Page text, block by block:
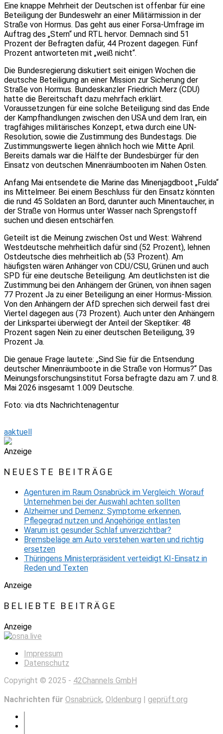
Eine knappe Mehrheit der Deutschen ist offenbar für eine
Beteiligung der Bundeswehr an einer Militärmission in der
Straße von Hormus. Das geht aus einer Forsa-Umfrage im
Auftrag des „Stern“ und RTL hervor. Demnach sind 51
Prozent der Befragten dafür, 44 Prozent dagegen. Fünf
Prozent antworteten mit „weiß nicht“.
Die Bundesregierung diskutiert seit einigen Wochen die
deutsche Beteiligung an einer Mission zur Sicherung der
Straße von Hormus. Bundeskanzler Friedrich Merz (CDU)
hatte die Bereitschaft dazu mehrfach erklärt.
Voraussetzungen für eine solche Beteiligung sind das Ende
der Kampfhandlungen zwischen den USA und dem Iran, ein
tragfähiges militärisches Konzept, etwa durch eine UN-
Resolution, sowie die Zustimmung des Bundestags. Die
Zustimmungswerte liegen ähnlich hoch wie Mitte April.
Bereits damals war die Hälfte der Bundesbürger für den
Einsatz von deutschen Minenräumbooten im Nahen Osten.
Anfang Mai entsendete die Marine das Minenjagdboot „Fulda“
ins Mittelmeer. Bei einem Beschluss für den Einsatz könnten
die rund 45 Soldaten an Bord, darunter auch Minentaucher, in
der Straße von Hormus unter Wasser nach Sprengstoff
suchen und diesen entschärfen.
Geteilt ist die Meinung zwischen Ost und West: Während
Westdeutsche mehrheitlich dafür sind (52 Prozent), lehnen
Ostdeutsche dies mehrheitlich ab (53 Prozent). Am
häufigsten wären Anhänger von CDU/CSU, Grünen und auch
SPD für eine deutsche Beteiligung. Am deutlichsten ist die
Zustimmung bei den Anhängern der Grünen, von ihnen sagen
77 Prozent Ja zu einer Beteiligung an einer Hormus-Mission.
Von den Anhängern der AfD sprechen sich derweil fast drei
Viertel dagegen aus (73 Prozent). Auch unter den Anhängern
der Linkspartei überwiegt der Anteil der Skeptiker: 48
Prozent sagen Nein zu einer deutschen Beteiligung, 39
Prozent Ja.
Die genaue Frage lautete: „Sind Sie für die Entsendung
deutscher Minenräumboote in die Straße von Hormus?“ Das
Meinungsforschungsinstitut Forsa befragte dazu am 7. und 8.
Mai 2026 insgesamt 1.009 Deutsche.
Foto: via dts Nachrichtenagentur
aaktuell
Anzeige
NEUESTE BEITRÄGE
Agenturen im Raum Osnabrück im Vergleich: Worauf
Unternehmen bei der Auswahl achten sollten
Alzheimer und Demenz: Symptome erkennen,
Pflegegrad nutzen und Angehörige entlasten
Warum ist gesunder Schlaf unverzichtbar?
Bremsbeläge am Auto verstehen warten und richtig
ersetzen
Thüringens Ministerpräsident verteidigt KI-Einsatz in
Reden und Texten
Anzeige
BELIEBTE BEITRÄGE
Anzeige
Impressum
Datenschutz
Copyright © 2025 - 42Channels GmbH
Nachrichten für Osnabrück, Oldenburg | geprüft.org